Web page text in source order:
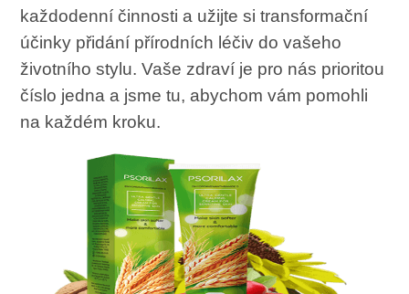
každodenní činnosti a užijte si transformační
účinky přidání přírodních léčiv do vašeho
životního stylu. Vaše zdraví je pro nás prioritou
číslo jedna a jsme tu, abychom vám pomohli
na každém kroku.